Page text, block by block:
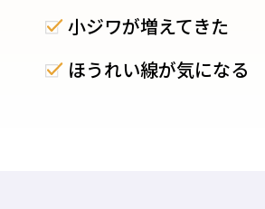
小ジワが増えてきた
ほうれい線が気になる